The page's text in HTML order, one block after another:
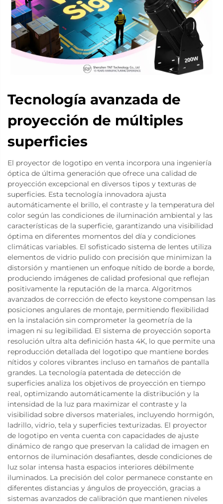
Tecnología avanzada de
proyección de múltiples
superficies
El proyector de logotipo en venta incorpora una ingeniería
óptica de última generación que ofrece una calidad de
proyección excepcional en diversos tipos y texturas de
superficies. Esta tecnología innovadora ajusta
automáticamente el brillo, el contraste y la temperatura del
color según las condiciones de iluminación ambiental y las
características de la superficie, garantizando una visibilidad
óptima en diferentes momentos del día y condiciones
climáticas variables. El sofisticado sistema de lentes utiliza
elementos de vidrio pulido con precisión que minimizan la
distorsión y mantienen un enfoque nítido de borde a borde,
produciendo imágenes de calidad profesional que reflejan
positivamente la reputación de la marca. Algoritmos
avanzados de corrección de efecto keystone compensan las
posiciones angulares de montaje, permitiendo flexibilidad
en la instalación sin comprometer la geometría de la
imagen ni su legibilidad. El sistema de proyección soporta
resolución ultra alta definición hasta 4K, lo que permite una
reproducción detallada del logotipo que mantiene bordes
nítidos y colores vibrantes incluso en tamaños de pantalla
grandes. La tecnología patentada de detección de
superficies analiza los objetivos de proyección en tiempo
real, optimizando automáticamente la distribución y la
intensidad de la luz para maximizar el contraste y la
visibilidad sobre diversos materiales, incluyendo hormigón,
ladrillo, vidrio, tela y superficies texturizadas. El proyector
de logotipo en venta cuenta con capacidades de ajuste
dinámico de rango que preservan la calidad de imagen en
entornos de iluminación desafiantes, desde condiciones de
luz solar intensa hasta espacios interiores débilmente
iluminados. La precisión del color permanece constante en
diferentes distancias y ángulos de proyección, gracias a
sistemas avanzados de calibración que mantienen niveles